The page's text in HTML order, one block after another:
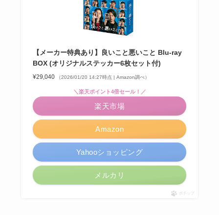
【メーカー特典あり】良いこと悪いこと Blu-ray
BOX (オリジナルステッカー6枚セット付)
¥29,040 （2026/01/20 14:27時点 | Amazon調べ）
Amazon
＼楽天ポイント4倍セール！／
楽天市場
Yahooショッピング
メルカリ
ポチップ